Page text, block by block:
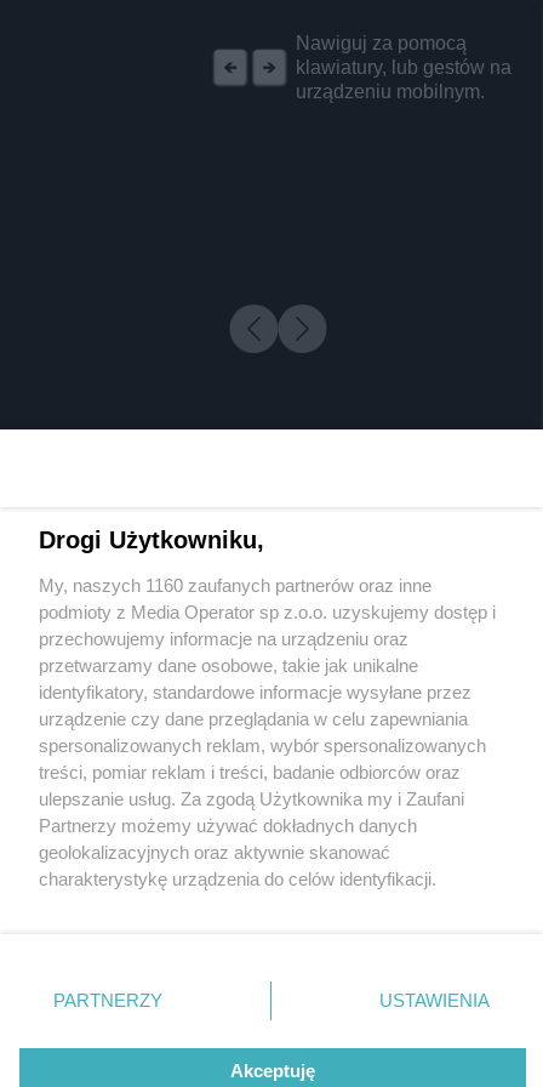
Nawiguj za pomocą
klawiatury, lub gestów na
urządzeniu mobilnym.
5 / 0
Wydawca mediów lokalnych
Nie zapomnij
zapoznać się z:
polityką prywatności regulamin korzystania z portali
Twojemiasto
Piekary Śląskie
Chorzów
Tarnowskie Góry
Gliwice
Skontakuj sięz nami
Kontakt
Wydawca
Redakcja
Drogi Użytkowniku,
My, naszych 1160 zaufanych partnerów oraz inne
podmioty z Media Operator sp z.o.o. uzyskujemy dostęp i
przechowujemy informacje na urządzeniu oraz
przetwarzamy dane osobowe, takie jak unikalne
identyfikatory, standardowe informacje wysyłane przez
urządzenie czy dane przeglądania w celu zapewniania
spersonalizowanych reklam, wybór spersonalizowanych
treści, pomiar reklam i treści, badanie odbiorców oraz
ulepszanie usług. Za zgodą Użytkownika my i Zaufani
Partnerzy możemy używać dokładnych danych
geolokalizacyjnych oraz aktywnie skanować
charakterystykę urządzenia do celów identyfikacji.
zmienić/wycofać klikając przycisk ustawień prywatności
znajdujący się w lewym dolnym rogu strony
rodzaje przetwarzania danych nie wymagają zgody
użytkownika, ale masz prawo sprzeciwić się takiemu
PARTNERZY USTAWIENIA
Akceptuję